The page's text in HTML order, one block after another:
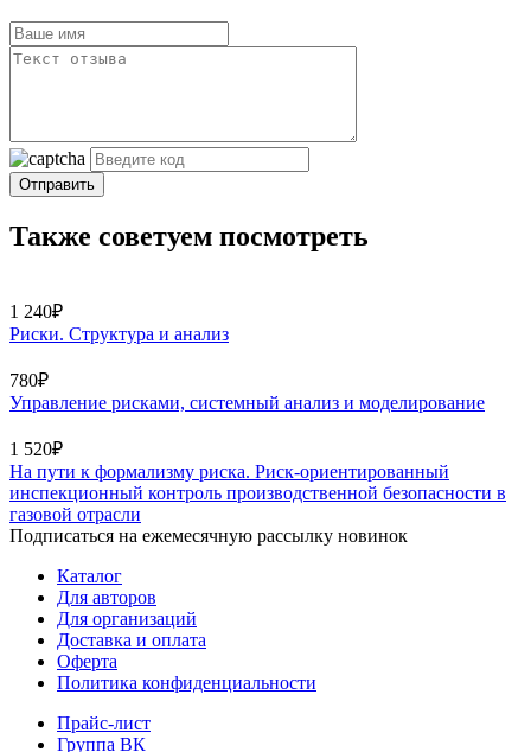
Отправить
Также советуем посмотреть
1 240₽
Риски. Структура и анализ
780₽
Управление рисками, системный анализ и моделирование
1 520₽
На пути к формализму риска. Риск-ориентированный
инспекционный контроль производственной безопасности в
газовой отрасли
Подписаться на ежемесячную рассылку новинок
Каталог
Для авторов
Для организаций
Доставка и оплата
Оферта
Политика конфиденциальности
Прайс-лист
Группа ВК